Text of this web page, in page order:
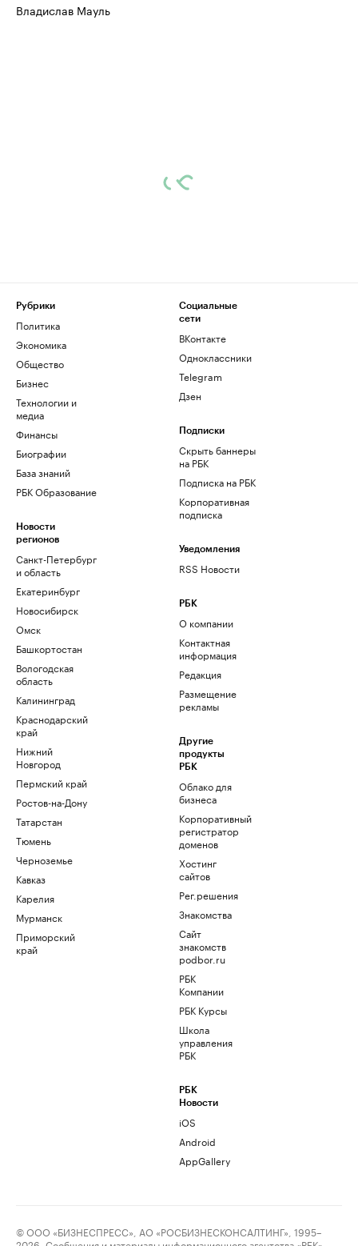
Владислав Мауль
Рубрики
Политика
Экономика
Общество
Бизнес
Технологии и
медиа
Финансы
Биографии
База знаний
РБК Образование
Новости
регионов
Санкт-Петербург
и область
Екатеринбург
Новосибирск
Омск
Башкортостан
Вологодская
область
Калининград
Краснодарский
край
Нижний
Новгород
Пермский край
Ростов-на-Дону
Татарстан
Тюмень
Черноземье
Кавказ
Карелия
Мурманск
Приморский
край
Социальные
сети
ВКонтакте
Одноклассники
Telegram
Дзен
Подписки
Скрыть баннеры
на РБК
Подписка на РБК
Корпоративная
подписка
Уведомления
RSS Новости
РБК
О компании
Контактная
информация
Редакция
Размещение
рекламы
Другие
продукты
РБК
Облако для
бизнеса
Корпоративный
регистратор
доменов
Хостинг
сайтов
Рег.решения
Знакомства
Сайт
знакомств
podbor.ru
РБК
Компании
РБК Курсы
Школа
управления
РБК
РБК
Новости
iOS
Android
AppGallery
© ООО «БИЗНЕСПРЕСС», АО «РОСБИЗНЕСКОНСАЛТИНГ», 1995–